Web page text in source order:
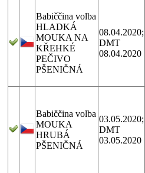
Babiččina volba
HLADKÁ
MOUKA NA
KŘEHKÉ
PEČIVO
PŠENIČNÁ
08.04.2020;
DMT
08.04.2020
Babiččina volba
MOUKA
HRUBÁ
PŠENIČNÁ
03.05.2020;
DMT
03.05.2020